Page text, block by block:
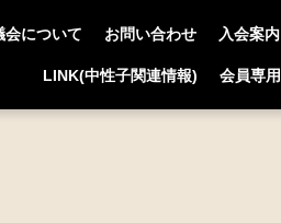
会について お問い合わせ 入会案内
LINK(中性子関連情報) 会員専用